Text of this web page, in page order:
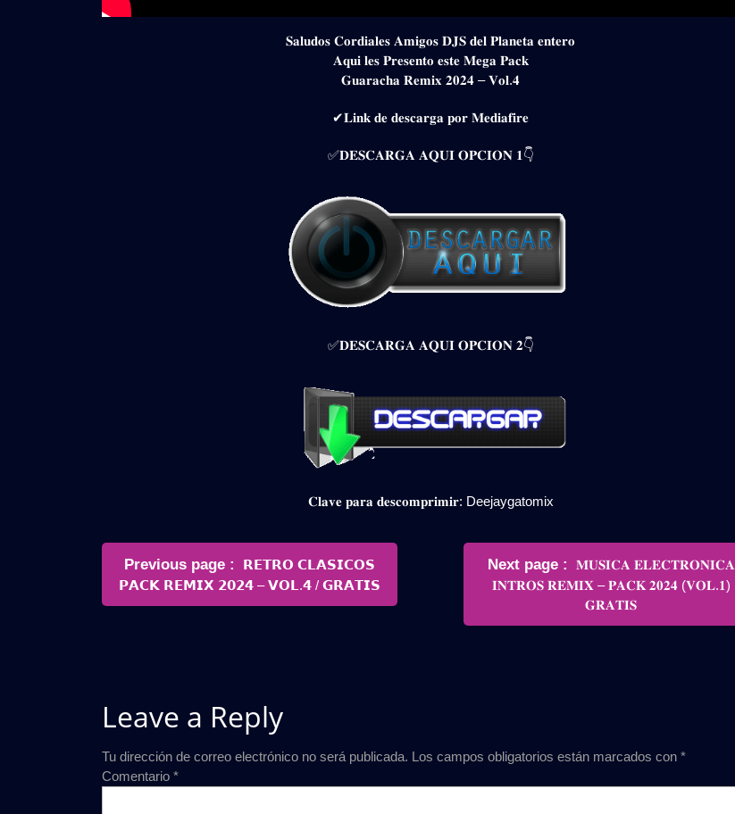
𝐒𝐚𝐥𝐮𝐝𝐨𝐬 𝐂𝐨𝐫𝐝𝐢𝐚𝐥𝐞𝐬 𝐀𝐦𝐢𝐠𝐨𝐬 𝐃𝐉𝐒 𝐝𝐞𝐥 𝐏𝐥𝐚𝐧𝐞𝐭𝐚 𝐞𝐧𝐭𝐞𝐫𝐨
𝐀𝐪𝐮𝐢 𝐥𝐞𝐬 𝐏𝐫𝐞𝐬𝐞𝐧𝐭𝐨 𝐞𝐬𝐭𝐞 𝐌𝐞𝐠𝐚 𝐏𝐚𝐜𝐤
𝐆𝐮𝐚𝐫𝐚𝐜𝐡𝐚 𝐑𝐞𝐦𝐢𝐱 𝟐𝟎𝟐𝟒 – 𝐕𝐨𝐥.𝟒
✔𝐋𝐢𝐧𝐤 𝐝𝐞 𝐝𝐞𝐬𝐜𝐚𝐫𝐠𝐚 𝐩𝐨𝐫 𝐌𝐞𝐝𝐢𝐚𝐟𝐢𝐫𝐞
✅𝐃𝐄𝐒𝐂𝐀𝐑𝐆𝐀 𝐀𝐐𝐔𝐈 𝐎𝐏𝐂𝐈𝐎𝐍 𝟏👇
✅𝐃𝐄𝐒𝐂𝐀𝐑𝐆𝐀 𝐀𝐐𝐔𝐈 𝐎𝐏𝐂𝐈𝐎𝐍 𝟐👇
𝐂𝐥𝐚𝐯𝐞 𝐩𝐚𝐫𝐚 𝐝𝐞𝐬𝐜𝐨𝐦𝐩𝐫𝐢𝐦𝐢𝐫: Deejaygatomix
Navegación
de
entradas
Previous page
Older
Posts
𝗥𝗘𝗧𝗥𝗢 𝗖𝗟𝗔𝗦𝗜𝗖𝗢𝗦
𝗣𝗔𝗖𝗞 𝗥𝗘𝗠𝗜𝗫 𝟮𝟬𝟮𝟰 – 𝗩𝗢𝗟.𝟰 / 𝗚𝗥𝗔𝗧𝗜𝗦
Next page
Newer
Posts
𝐌𝐔𝐒𝐈𝐂𝐀 𝐄𝐋𝐄𝐂𝐓𝐑𝐎𝐍𝐈𝐂𝐀
𝐈𝐍𝐓𝐑𝐎𝐒 𝐑𝐄𝐌𝐈𝐗 – 𝐏𝐀𝐂𝐊 𝟐𝟎𝟐𝟒 (𝐕𝐎𝐋.𝟏)
𝐆𝐑𝐀𝐓𝐈𝐒
Leave a Reply
Tu dirección de correo electrónico no será publicada. Los campos obligatorios están marcados con *
Comentario *